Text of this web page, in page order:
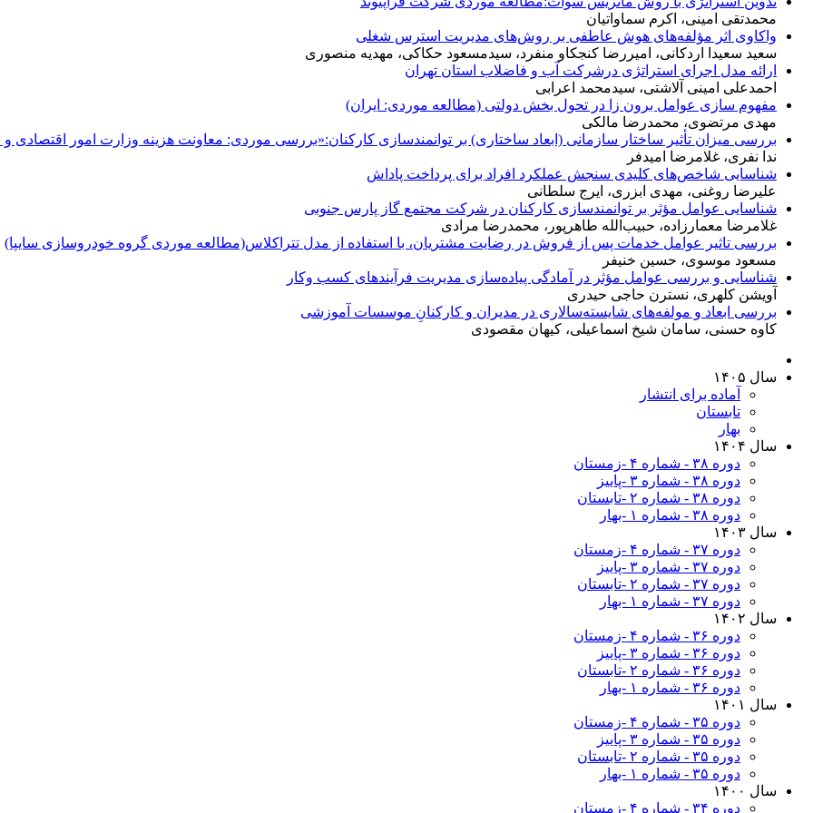
محمدتقی امینی، اکرم سماواتیان
واکاوی اثر مؤلفه‌های هوش عاطفی بر روش‌های مدیریت استرس شغلی
سعید سعیدا اردکانی، امیررضا کنجکاو منفرد، سیدمسعود حکاکی، مهدیه منصوری
ارائه مدل اجرای استراتژی درشرکت آب و فاضلاب استان تهران
احمدعلی امینی آلاشتی، سیدمحمد اعرابی
مفهوم سازی عوامل برون زا در تحول بخش دولتی (مطالعه موردی: ایران)
مهدی مرتضوی، محمدرضا مالکی
بررسی میزان تأثیر ساختار سازمانی (ابعاد ساختاری) بر توانمندسازی کارکنان:«بررسی موردی: معاونت هزینه وزارت امور اقتصادی و
ندا نفری، غلامرضا امیدفر
شناسایی شاخص‌های کلیدی سنجش عملکرد افراد برای پرداخت پاداش
علیرضا روغنی، مهدی ابزری، ایرج سلطانی
شناسایی عوامل مؤثر بر توانمندسازی کارکنان در شرکت مجتمع گاز پارس جنوبی
غلامرضا معمارزاده، حبیب‌الله طاهرپور، محمدرضا مرادی
بررسی تاثیر عوامل خدمات پس از فروش در رضایت مشتریان، با استفاده از مدل تترا‌کلاس(مطالعه موردی گروه خودرو‌سازی سایپا)
مسعود موسوی، حسین خنیفر
شناسایی و بررسی عوامل مؤثر در آمادگی پیاده‌سازی مدیریت فرآیندهای کسب ‌وکار
آویشن کلهری، نسترن حاجی حیدری
بررسی ابعاد و مولفه‌های شایسته‌سالاری در مدیران و کارکنانِ موسسات آموزشی
کاوه حسنی، سامان شیخ اسماعیلی، کیهان مقصودی
سال ۱۴۰۵
آماده برای انتشار
تابستان
بهار
سال ۱۴۰۴
دوره ۳۸ - شماره ۴ -زمستان
دوره ۳۸ - شماره ۳ -پاییز
دوره ۳۸ - شماره ۲ -تابستان
دوره ۳۸ - شماره ۱ -بهار
سال ۱۴۰۳
دوره ۳۷ - شماره ۴ -زمستان
دوره ۳۷ - شماره ۳ -پاییز
دوره ۳۷ - شماره ۲ -تابستان
دوره ۳۷ - شماره ۱ -بهار
سال ۱۴۰۲
دوره ۳۶ - شماره ۴ -زمستان
دوره ۳۶ - شماره ۳ -پاییز
دوره ۳۶ - شماره ۲ -تابستان
دوره ۳۶ - شماره ۱ -بهار
سال ۱۴۰۱
دوره ۳۵ - شماره ۴ -زمستان
دوره ۳۵ - شماره ۳ -پاییز
دوره ۳۵ - شماره ۲ -تابستان
دوره ۳۵ - شماره ۱ -بهار
سال ۱۴۰۰
دوره ۳۴ - شماره ۴ -زمستان